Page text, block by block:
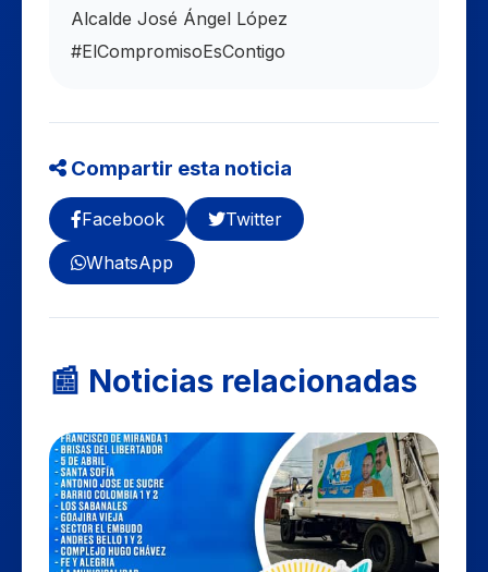
Alcalde José Ángel López
#ElCompromisoEsContigo
Compartir esta noticia
Facebook
Twitter
WhatsApp
📰 Noticias relacionadas